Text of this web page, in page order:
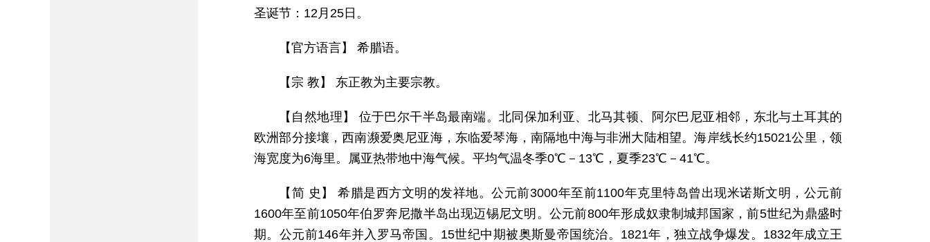
圣诞节：12月25日。
【官方语言】 希腊语。
【宗 教】 东正教为主要宗教。
【自然地理】 位于巴尔干半岛最南端。北同保加利亚、北马其顿、阿尔巴尼亚相邻，东北与土耳其的
欧洲部分接壤，西南濒爱奥尼亚海，东临爱琴海，南隔地中海与非洲大陆相望。海岸线长约15021公里，领
海宽度为6海里。属亚热带地中海气候。平均气温冬季0℃－13℃，夏季23℃－41℃。
【简 史】 希腊是西方文明的发祥地。公元前3000年至前1100年克里特岛曾出现米诺斯文明，公元前
1600年至前1050年伯罗奔尼撒半岛出现迈锡尼文明。公元前800年形成奴隶制城邦国家，前5世纪为鼎盛时
期。公元前146年并入罗马帝国。15世纪中期被奥斯曼帝国统治。1821年，独立战争爆发。1832年成立王